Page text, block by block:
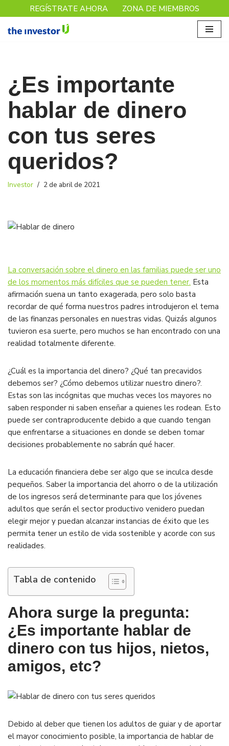
Saltar
REGÍSTRATE AHORA ZONA DE MIEMBROS
¿Es importante
hablar de dinero
con tus seres
queridos?
Investor 2 de abril de 2021
La conversación sobre el dinero en las familias puede ser uno
de los momentos más difíciles que se pueden tener. Esta
afirmación suena un tanto exagerada, pero solo basta
recordar de qué forma nuestros padres introdujeron el tema
de las finanzas personales en nuestras vidas. Quizás algunos
tuvieron esa suerte, pero muchos se han encontrado con una
realidad totalmente diferente.
¿Cuál es la importancia del dinero? ¿Qué tan precavidos
debemos ser? ¿Cómo debemos utilizar nuestro dinero?.
Estas son las incógnitas que muchas veces los mayores no
saben responder ni saben enseñar a quienes les rodean. Esto
puede ser contraproducente debido a que cuando tengan
que enfrentarse a situaciones en donde se deben tomar
decisiones probablemente no sabrán qué hacer.
La educación financiera debe ser algo que se inculca desde
pequeños. Saber la importancia del ahorro o de la utilización
de los ingresos será determinante para que los jóvenes
adultos que serán el sector productivo venidero puedan
elegir mejor y puedan alcanzar instancias de éxito que les
permita tener un estilo de vida sostenible y acorde con sus
realidades.
Tabla de contenido
Ahora surge la pregunta:
¿Es importante hablar de
dinero con tus hijos, nietos,
amigos, etc?
Debido al deber que tienen los adultos de guiar y de aportar
el mayor conocimiento posible, la importancia de hablar de